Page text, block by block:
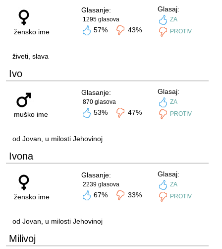
žensko ime
Glasanje:
1295 glasova
57% 43%
Glasaj:
ZA
PROTIV
živeti, slava
Ivo
muško ime
Glasanje:
870 glasova
53% 47%
Glasaj:
ZA
PROTIV
od Jovan, u milosti Jehovinoj
Ivona
žensko ime
Glasanje:
2239 glasova
67% 33%
Glasaj:
ZA
PROTIV
od Jovan, u milosti Jehovinoj
Milivoj